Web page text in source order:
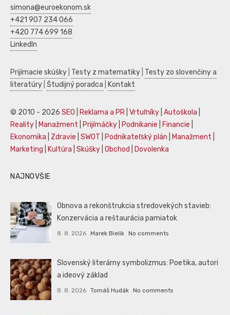
simona@euroekonom.sk
+421 907 234 066
+420 774 699 168
LinkedIn
Prijímacie skúšky Testy z matematiky Testy zo slovenčiny a
literatúry Študijný poradca Kontakt
© 2010 - 2026 SEO Reklama a PR Vrtuľníky Autoškola
Reality
Manažment Prijímáčky Podnikanie Financie
Ekonomika
Zdravie SWOT Podnikateľský plán Manažment
Marketing
Kultúra Skúšky Obchod Dovolenka
NAJNOVŠIE
Obnova a rekonštrukcia stredovekých stavieb:
Konzervácia a reštaurácia pamiatok
8. 8. 2026 Marek Bielik No comments
Slovenský literárny symbolizmus: Poetika, autori
a ideový základ
8. 8. 2026 Tomáš Hudák No comments